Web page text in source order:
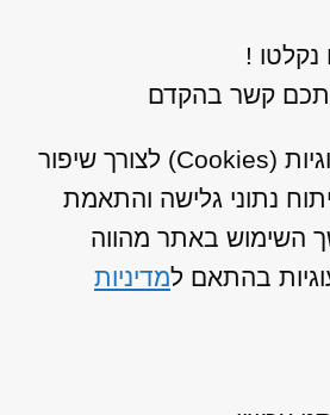
!
אתכם קשר בהקדם
האתר משתמש בעוגיות (Cookies) לצורך שיפור
נתוני גלישה והתאמת
השימוש באתר מהווה
בהתאם למדיניות